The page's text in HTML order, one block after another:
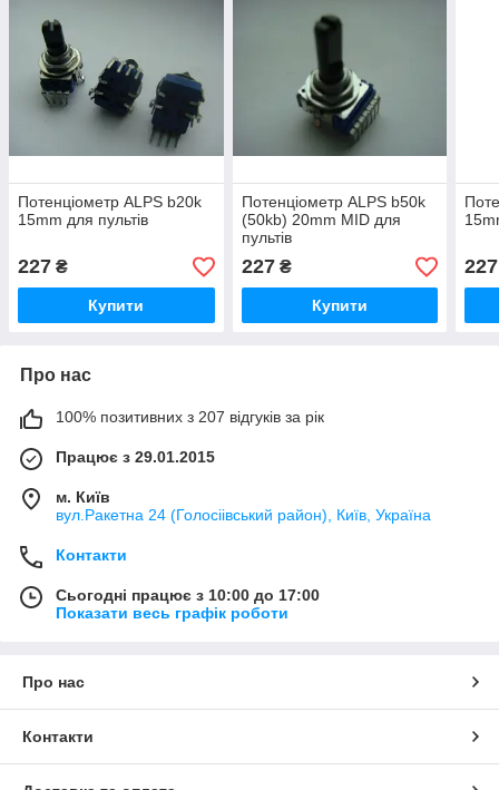
Потенціометр ALPS b20k
15mm для пультів
227 ₴
Купити
Потенціометр ALPS b50k
(50kb) 20mm MID для
пультів
227₴
Купити
227
Про нас
100% позитивних з 207 відгуків за рік
Працює з 29.01.2015
м. Київ
вул.Ракетна 24 (Голосіівський район), Київ, Україна
Контакти
Сьогодні працює з 10:00 до 17:00
Показати весь графік роботи
Про нас
Контакти